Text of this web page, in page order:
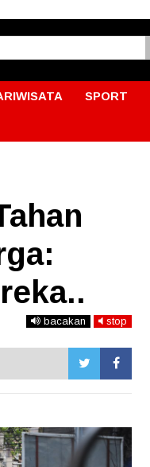
SPORT
bacakan stop